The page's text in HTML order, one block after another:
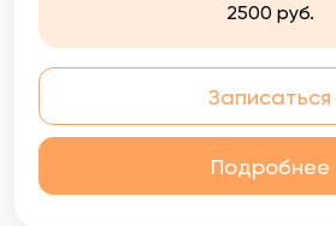
следствие облегчения. Я
важно исследовать и
и готова быть рядом,
2500 руб.
Записаться
Подробнее